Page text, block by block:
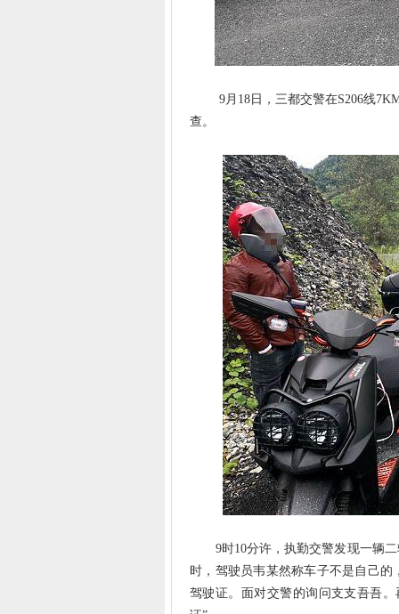
9月18日，三都交警在S206线
查。
9时10分许，执勤交警发现一辆二
时，驾驶员韦某然称车子不是自己
驾驶证。面对交警的询问支支吾吾